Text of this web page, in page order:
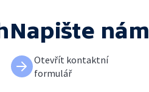
Napište nám
Otevřít kontaktní
formulář